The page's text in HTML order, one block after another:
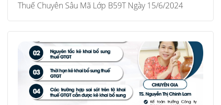
Thuế Chuyên Sâu Mã Lớp B59T Ngày 15/6/2024